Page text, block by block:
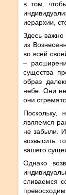
в том,
иерархии,
Здесь важно
из
во всей
–
существа
образ
небе. Они не
они
являемся
не забыли. И
возвысить
вашего
Однако
сливаемся